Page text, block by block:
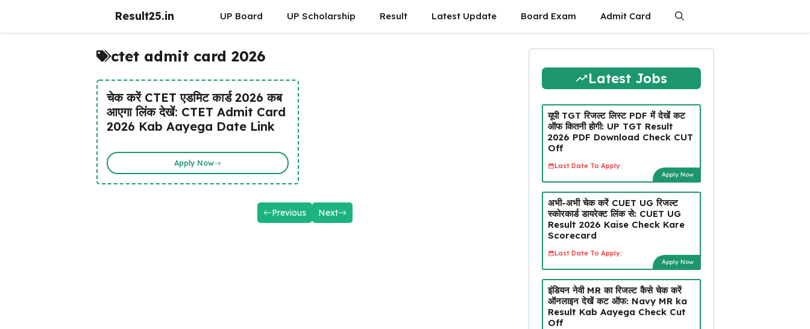
Result25.in UP Board UP Scholarship Result Latest Update Board Exam Admit Card
ctet admit card 2026
चेक करें CTET एडमिट कार्ड 2026 कब
आएगा लिंक देखें: CTET Admit Card
2026 Kab Aayega Date Link
Apply Now
Previous Next
Latest Jobs
यूपी TGT रिजल्ट लिस्ट PDF में देखें कट
ऑफ कितनी होगी: UP TGT Result
2026 PDF Download Check CUT
Off
Last Date To Apply:
Apply Now
अभी-अभी चेक करें CUET UG रिजल्ट
स्कोरकार्ड डायरेक्ट लिंक से: CUET UG
Result 2026 Kaise Check Kare
Scorecard
Last Date To Apply:
Apply Now
इंडियन नेवी MR का रिजल्ट कैसे चेक करें
ऑनलाइन देखें कट ऑफ: Navy MR ka
Result Kab Aayega Check Cut
Off